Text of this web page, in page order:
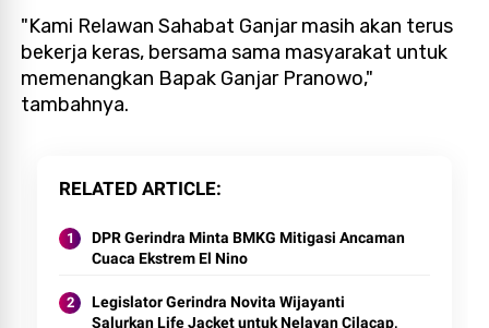
"Kami Relawan Sahabat Ganjar masih akan terus
bekerja keras, bersama sama masyarakat untuk
memenangkan Bapak Ganjar Pranowo,"
tambahnya.
RELATED ARTICLE
DPR Gerindra Minta BMKG Mitigasi Ancaman
Cuaca Ekstrem El Nino
Legislator Gerindra Novita Wijayanti
Salurkan Life Jacket untuk Nelayan Cilacap,